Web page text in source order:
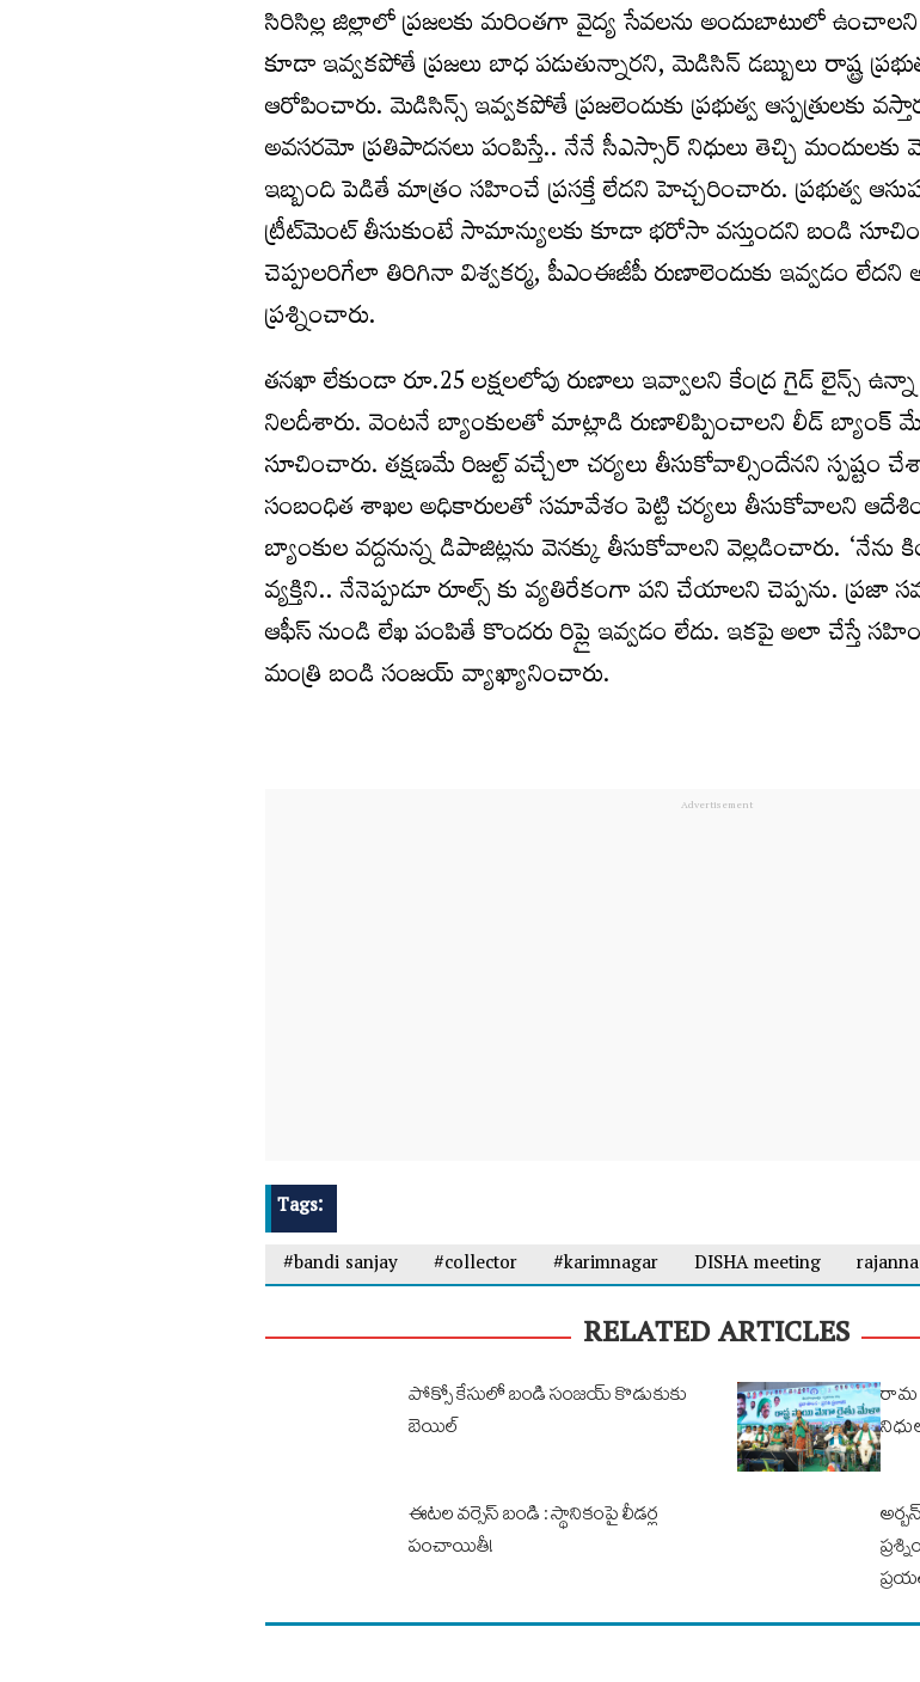
సిరిసిల్ల జిల్లాలో ప్రజలకు మరింతగా వైద్య సేవలను అందుబాటులో
కూడా ఇవ్వకపోతే ప్రజలు బాధ పడుతున్నారని, మెడిసిన్ డబ్బులు రాష్ట్ర
ఆరోపించారు. మెడిసిన్స్ ఇవ్వకపోతే ప్రజలెందుకు ప్రభుత్వ ఆస్పత్రులకు
అవసరమో ప్రతిపాదనలు పంపిస్తే.. నేనే సీఎస్సార్ నిధులు తెచ్చి మందులకు
ఇబ్బంది పెడితే మాత్రం సహించే ప్రసక్తే లేదని హెచ్చరించారు. ప్రభుత్వ
ట్రీట్‌మెంట్ తీసుకుంటే సామాన్యులకు కూడా భరోసా వస్తుందని బండి
చెప్పులరిగేలా తిరిగినా విశ్వకర్మ, పీఎంఈజీపీ రుణాలెందుకు ఇవ్వడం
ప్రశ్నించారు.
తనఖా లేకుండా రూ.25 లక్షలలోపు రుణాలు ఇవ్వాలని కేంద్ర గైడ్ లైన్స్
నిలదీశారు. వెంటనే బ్యాంకులతో మాట్లాడి రుణాలిప్పించాలని లీడ్ బ్యాంక్
సూచించారు. తక్షణమే రిజల్ట్ వచ్చేలా చర్యలు తీసుకోవాల్సిందేనని స్పష్టం
సంబంధిత శాఖల అధికారులతో సమావేశం పెట్టి చర్యలు తీసుకోవాలని
బ్యాంకుల వద్దనున్న డిపాజిట్లను వెనక్కు తీసుకోవాలని వెల్లడించారు.
వ్యక్తిని.. నేనెప్పుడూ రూల్స్ కు వ్యతిరేకంగా పని చేయాలని చెప్పను.
ఆఫీస్ నుండి లేఖ పంపితే కొందరు రిప్లై ఇవ్వడం లేదు. ఇకపై అలా చేస్తే
మంత్రి బండి సంజయ్ వ్యాఖ్యానించారు.
Tags:
#bandi sanjay
#collector #karimnagar DISHA meeting
RELATED ARTICLES
పోక్సో కేసులో బండి సంజయ్‌ కొడుకుకు
బెయిల్‌
రామ
ఈటల వర్సెస్ బండి : స్థానికంపై లీడర్ల
పంచాయితీ!